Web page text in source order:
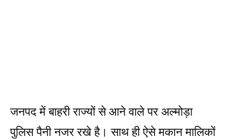
जनपद में बाहरी राज्यों से आने वाले पर अल्मोड़ा
पुलिस पैनी नजर रखे है। साथ ही ऐसे मकान मालिकों